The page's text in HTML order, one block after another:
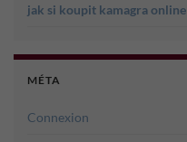
jak si koupit kamagra online
MÉTA
Connexion